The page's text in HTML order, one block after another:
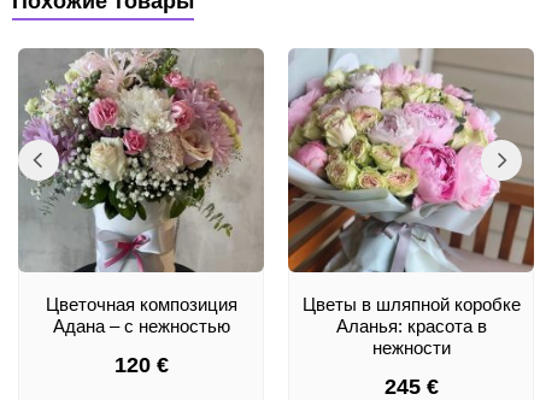
Цветочная композиция
Адана – с нежностью
120 €
Цветы в шляпной коробке
Аланья: красота в
нежности
245 €